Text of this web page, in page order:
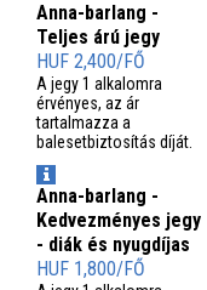
Anna-barlang -
Teljes árú jegy
HUF 2,400/FŐ
A jegy 1 alkalomra
érvényes, az ár
tartalmazza a
balesetbiztosítás díját.
INFO
Anna-barlang -
Kedvezményes jegy
- diák és nyugdíjas
HUF 1,800/FŐ